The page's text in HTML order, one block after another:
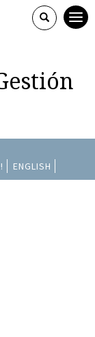
ENGLISH